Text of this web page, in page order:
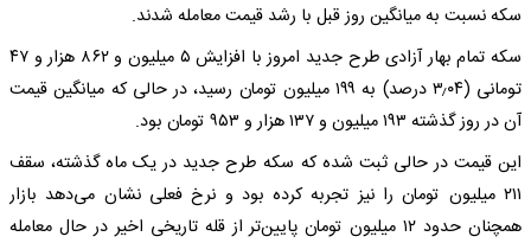
سکه نسبت به میانگین روز قبل با رشد قیمت معامله شدند.
سکه تمام بهار آزادی طرح جدید امروز با افزایش ۵ میلیون و ۸۶۲ هزار و ۴۷
تومانی (۳٫۰۴ درصد) به ۱۹۹ میلیون تومان رسید، در حالی که میانگین قیمت
آن در روز گذشته ۱۹۳ میلیون و ۱۳۷ هزار و ۹۵۳ تومان بود.
این قیمت در حالی ثبت شده که سکه طرح جدید در یک ماه گذشته، سقف
۲۱۱ میلیون تومان را نیز تجربه کرده بود و نرخ فعلی نشان می‌دهد بازار
همچنان حدود ۱۲ میلیون تومان پایین‌تر از قله تاریخی اخیر در حال معامله